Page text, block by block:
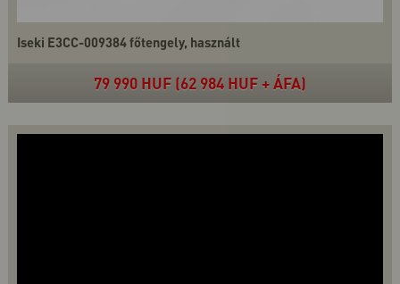
Iseki E3CC-009384 főtengely, használt
79 990 HUF (62 984 HUF + ÁFA)